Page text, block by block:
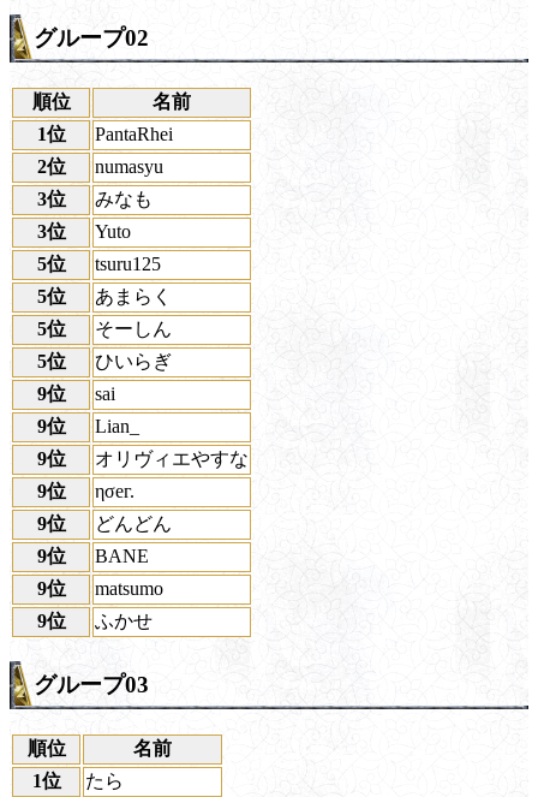
グループ02
順位
名前
1位
PantaRhei
2位
numasyu
3位
みなも
3位
Yuto
5位
tsuru125
5位
あまらく
5位
そーしん
5位
ひいらぎ
9位
sai
9位
Lian_
9位
オリヴィエやすな
9位
ησег.
9位
どんどん
9位
BANE
9位
matsumo
9位
ふかせ
グループ03
順位
名前
1位
たら